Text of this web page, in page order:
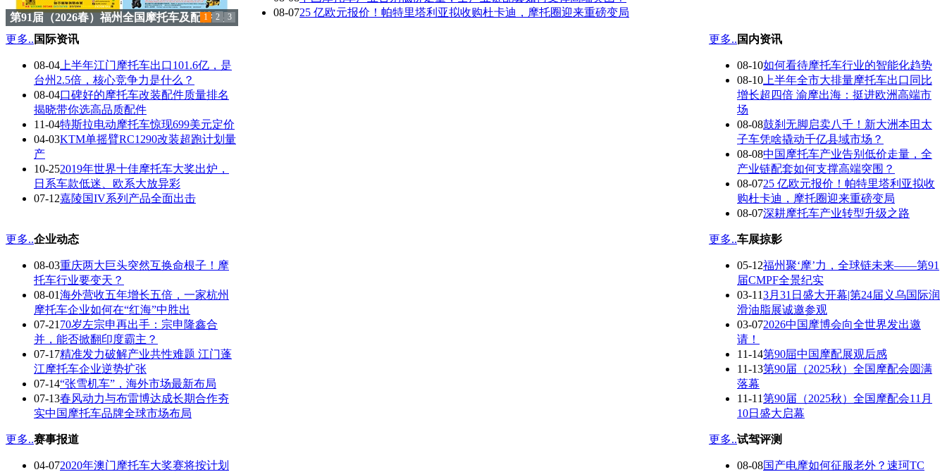
第91届（2026春）福州全国摩托车及配件展
示交易会会刊
1 2 3
08-0725 亿欧元报价！帕特里塔利亚拟收购杜卡迪，摩托圈迎来重磅变局
更多.. 国际资讯
08-04 上半年江门摩托车出口101.6亿，是
台州2.5倍，核心竞争力是什么？
08-04口碑好的摩托车改装配件质量排名
揭晓带你选高品质配件
11-04特斯拉电动摩托车惊现699美元定价
04-03KTM单摇臂RC1290改装超跑计划量
产
10-252019年世界十佳摩托车大奖出炉，
日系车款低迷、欧系大放异彩
07-12嘉陵国IV系列产品全面出击
更多.. 国内资讯
08-10如何看待摩托车行业的智能化趋势
08-10 上半年全市大排量摩托车出口同比
增长超四倍 渝摩出海：挺进欧洲高端市
场
08-08鼓刹无脚启卖八千！新大洲本田太
子车凭啥撬动千亿县域市场？
08-08中国摩托车产业告别低价走量，全
产业链配套如何支撑高端突围？
08-0725 亿欧元报价！帕特里塔利亚拟收
购杜卡迪，摩托圈迎来重磅变局
08-07深耕摩托车产业转型升级之路
更多..企业动态
08-03重庆两大巨头突然互换命根子！摩
托车行业要变天？
08-01海外营收五年增长五倍，一家杭州
摩托车企业如何在“红海”中胜出
07-21 70岁左宗申再出手：宗申隆鑫合
并，能否掀翻印度霸主？
07-17精准发力破解产业共性难题 江门蓬
江摩托车企业逆势扩张
07-14“张雪机车”，海外市场最新布局
07-13春风动力与布雷博达成长期合作夯
实中国摩托车品牌全球市场布局
更多..车展掠影
05-12福州聚‘摩’力，全球链未来——第91
届CMPF全景纪实
03-113月31日盛大开幕|第24届义乌国际润
滑油脂展诚邀参观
03-072026中国摩博会向全世界发出邀
请！
11-14第90屇中国摩配展观后感
11-13第90届（2025秋）全国摩配会圆满
落幕
11-11第90届（2025秋）全国摩配会11月
10日盛大启幕
更多..赛事报道
04-072020年澳门摩托车大奖赛将按计划
更多..试驾评测
08-08国产电摩如何征服老外？速珂TC